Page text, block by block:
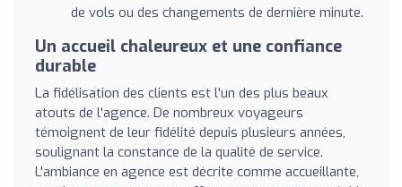
de vols ou des changements de dernière minute.
Un accueil chaleureux et une confiance
durable
La fidélisation des clients est l'un des plus beaux
atouts de l'agence. De nombreux voyageurs
témoignent de leur fidélité depuis plusieurs années,
soulignant la constance de la qualité de service.
L'ambiance en agence est décrite comme accueillante,